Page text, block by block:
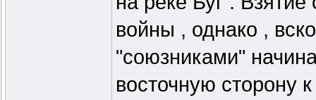
войны , однако ,
"союзниками"
восточную сторону